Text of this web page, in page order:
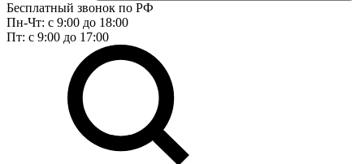
Бесплатный звонок по РФ
Пн-Чт: с 9:00 до 18:00
Пт: с 9:00 до 17:00